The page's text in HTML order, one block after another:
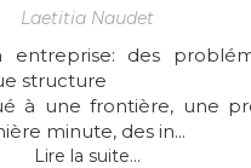
Laetitia Naudet
entreprise: des
structure
à une frontière, une
minute, des in...
Lire la suite...